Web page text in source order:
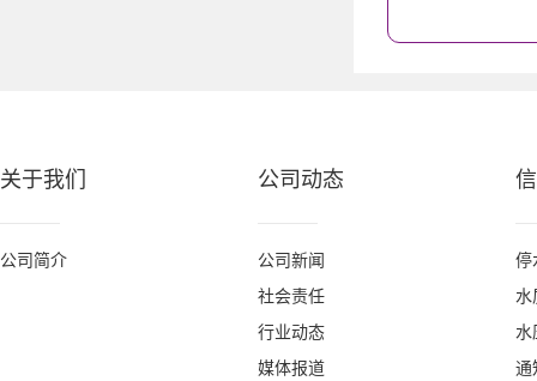
关于我们
公司简介
公司动态
公司新闻
社会责任
行业动态
媒体报道
停
水
水
通